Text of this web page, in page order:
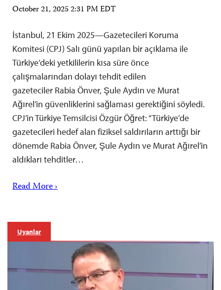
October 21, 2025 2:31 PM EDT
İstanbul, 21 Ekim 2025—Gazetecileri Koruma
Komitesi (CPJ) Salı günü yapılan bir açıklama ile
Türkiye’deki yetkililerin kısa süre önce
çalışmalarından dolayı tehdit edilen
gazeteciler Rabia Önver, Şule Aydın ve Murat
Ağırel’in güvenliklerini sağlaması gerektiğini söyledi.
CPJ’in Türkiye Temsilcisi Özgür Öğret: “Türkiye’de
gazetecileri hedef alan fiziksel saldırıların arttığı bir
dönemde Rabia Önver, Şule Aydın ve Murat Ağırel’in
aldıkları tehditler…
Read More ›
Uyarılar